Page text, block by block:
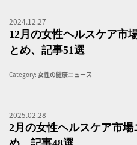
2024.12.27
12月の女性ヘルスケア市
とめ、記事51選
Category: 女性の健康ニュース
2025.02.28
2月の女性ヘルスケア市場